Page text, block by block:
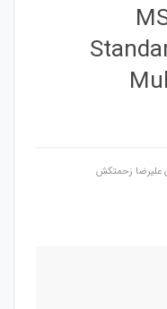
علیرضا زحمتکش